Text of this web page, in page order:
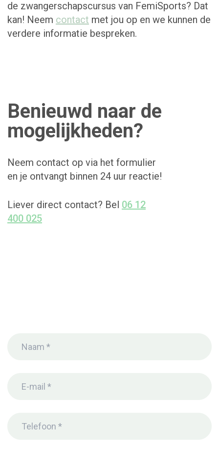
de zwangerschapscursus van FemiSports? Dat
kan! Neem contact met jou op en we kunnen de
verdere informatie bespreken.
Benieuwd naar de
mogelijkheden?
Neem contact op via het formulier
en je ontvangt binnen 24 uur reactie!
Liever direct contact? Bel 06 12
400 025